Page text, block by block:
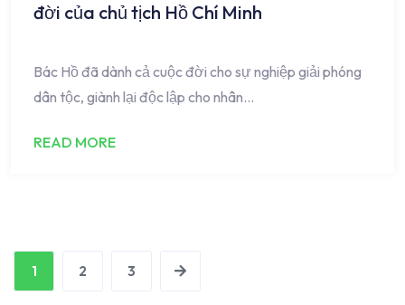
đời của chủ tịch Hồ Chí Minh
Bác Hồ đã dành cả cuộc đời cho sự nghiệp giải phóng
dân tộc, giành lại độc lập cho nhân…
READ MORE
1 2 3